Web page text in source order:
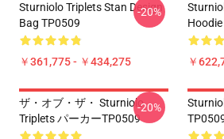
Sturniolo Triplets Stan Design
Bag TP0509
￥361,775 - ￥434,275
-20%
￥
ザ・オブ・ザ・ Sturniolo
Triplets パーカーTP0509
-20%